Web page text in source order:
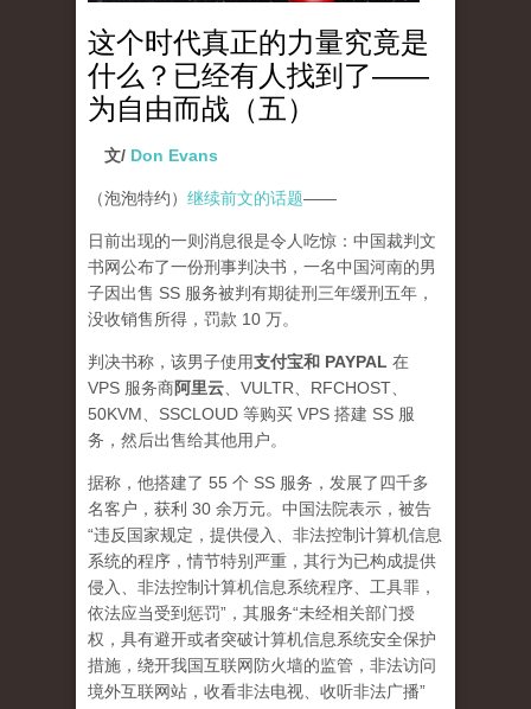
这个时代真正的力量究竟是
什么？已经有人找到了——
为自由而战（五）
文/ Don Evans
（泡泡特约） 继续前文的话题——
日前出现的一则消息很是令人吃惊：中国裁判文
书网公布了一份刑事判决书，一名中国河南的男
子因出售 SS 服务被判有期徒刑三年缓刑五年，
没收销售所得，罚款 10 万。
判决书称，该男子使用支付宝和 PAYPAL 在
VPS 服务商阿里云 、VULTR、RFCHOST、
50KVM、SSCLOUD 等购买 VPS 搭建 SS 服
务，然后出售给其他用户。
据称，他搭建了 55 个 SS 服务，发展了四千多
名客户，获利 30 余万元。中国法院表示，被告
“违反国家规定，提供侵入、非法控制计算机信息
系统的程序，情节特别严重，其行为已构成提供
侵入、非法控制计算机信息系统程序、工具罪，
依法应当受到惩罚”，其服务“未经相关部门授
权，具有避开或者突破计算机信息系统安全保护
措施，绕开我国互联网防火墙的监管，非法访问
境外互联网站，收看非法电视、收听非法广播”